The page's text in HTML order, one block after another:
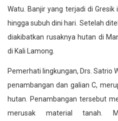
Watu. Banjir yang terjadi di
hingga subuh dini hari. Setelah
diakibatkan rusaknya hutan di
di Kali Lamong.
Pemerhati lingkungan, Drs. Satrio
penambangan dan galian C,
hutan. Penambangan tersebut
merusak material tanah.